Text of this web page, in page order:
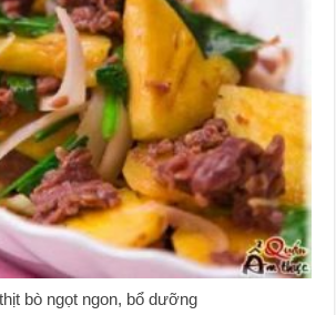
bò ngọt ngon, bổ dưỡng